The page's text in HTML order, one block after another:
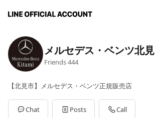
メルセデス・ベンツ北見
Friends444
【北見市】メルセデス・ベンツ正規販売店
Chat Posts Call